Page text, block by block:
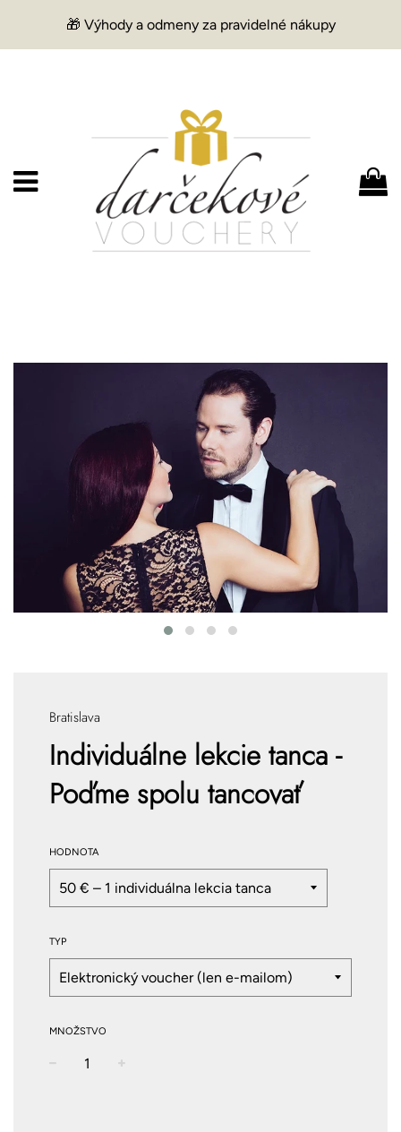
🎁 Výhody a odmeny za pravidelné nákupy
Menu
Bratislava
Individuálne lekcie tanca -
Poďme spolu tancovať
HODNOTA
TYP
MNOŽSTVO